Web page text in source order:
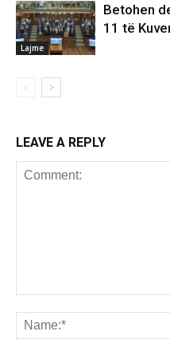
Lajme
Betohen
11 të
LEAVE A REPLY